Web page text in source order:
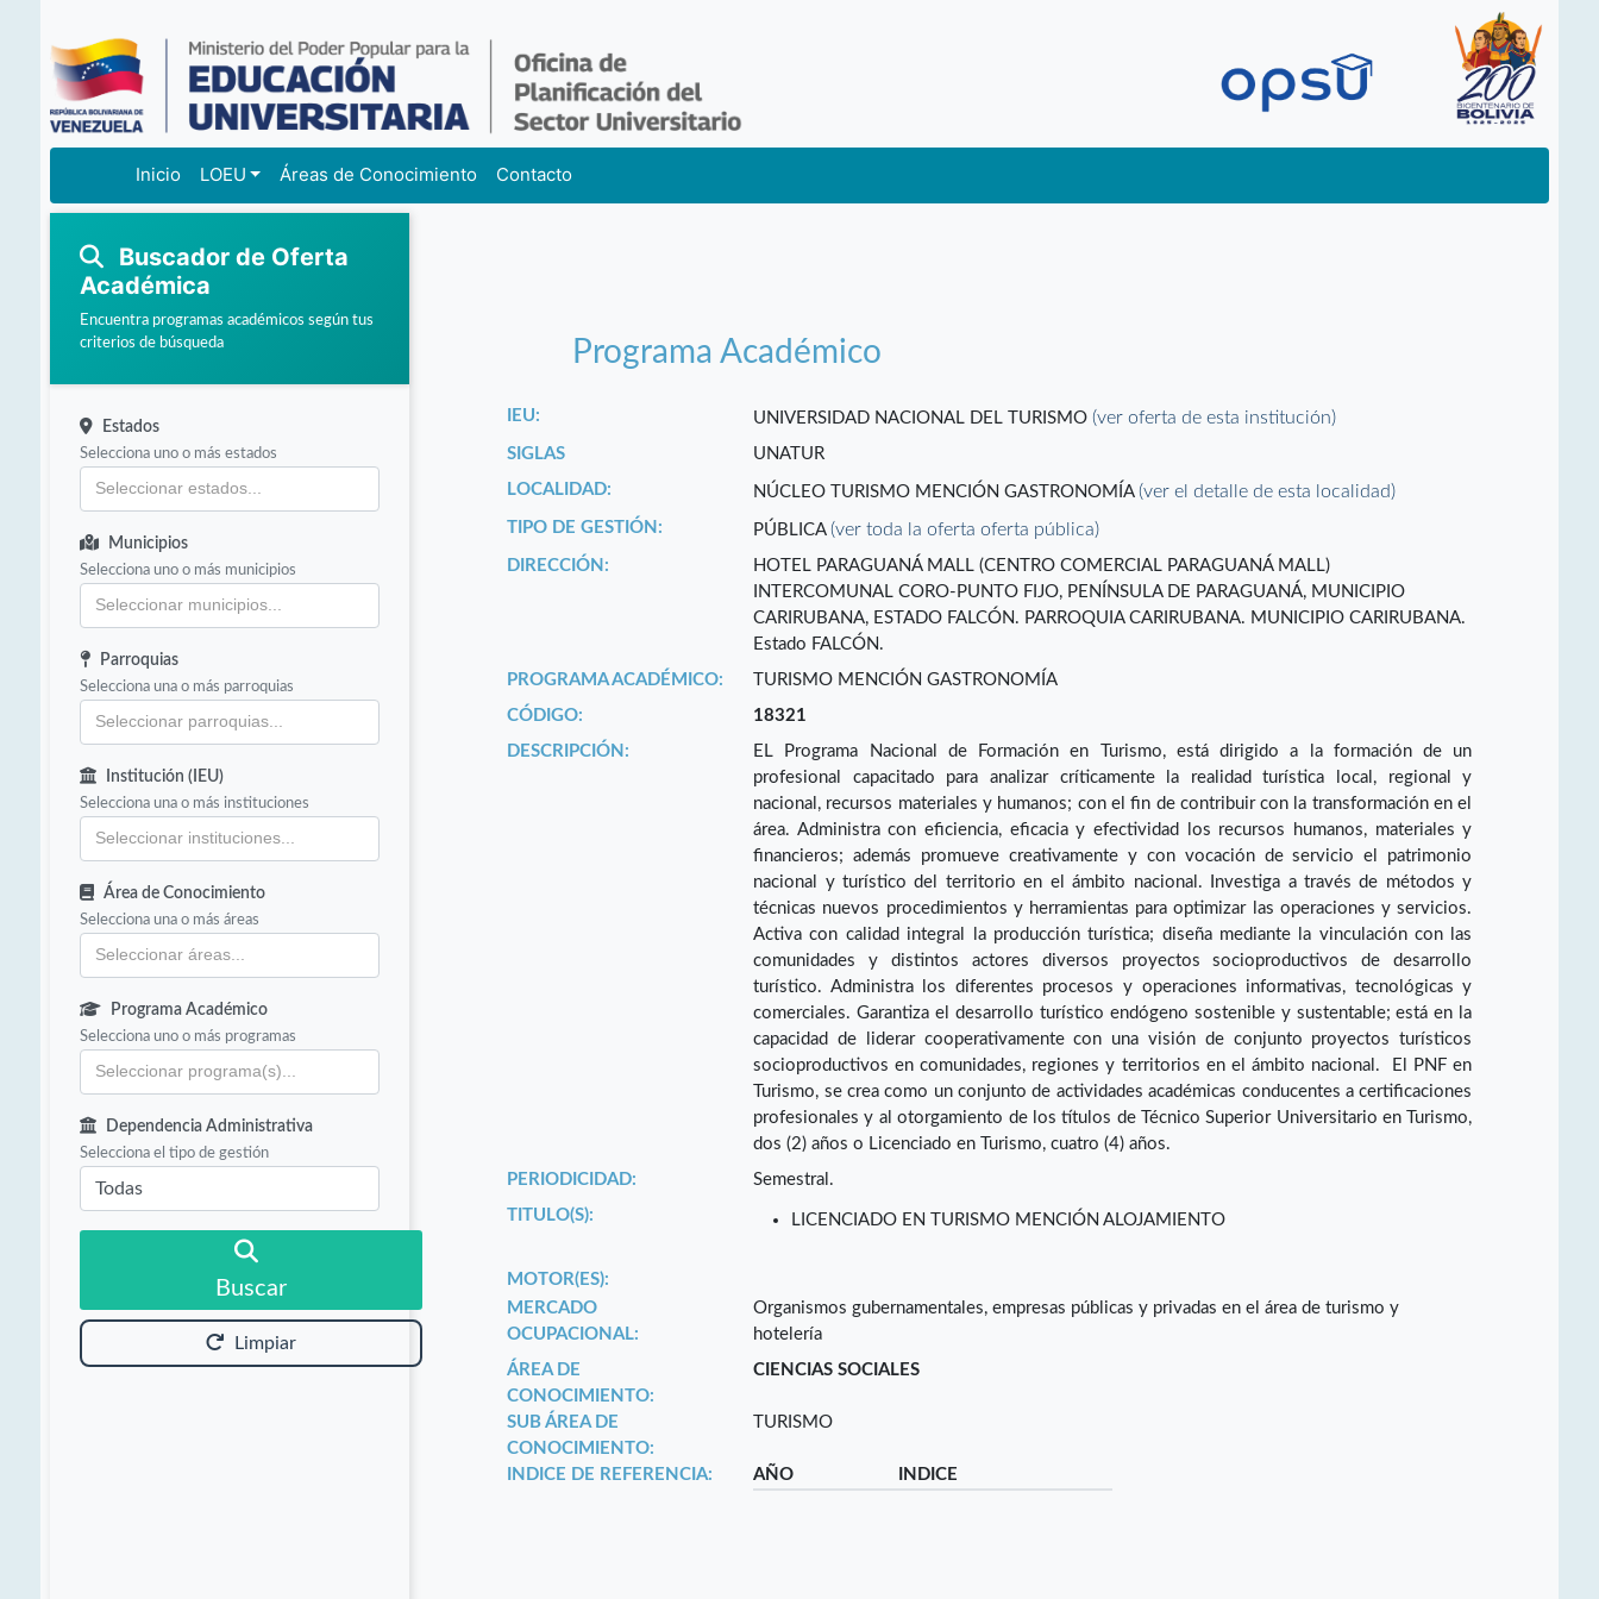
Inicio LOEU Áreas de Conocimiento Contacto
Buscador de Oferta
Académica
Encuentra programas académicos según tus
criterios de búsqueda
Estados
Selecciona uno o más estados
Municipios
Selecciona uno o más municipios
Parroquias
Selecciona una o más parroquias
Institución (IEU)
Selecciona una o más instituciones
Área de Conocimiento
Selecciona una o más áreas
Programa Académico
Selecciona uno o más programas
Dependencia Administrativa
Selecciona el tipo de gestión
Buscar
Limpiar
Programa Académico
IEU: UNIVERSIDAD NACIONAL DEL TURISMO(ver oferta de esta institución)
SIGLAS
UNATUR
LOCALIDAD:
NÚCLEO TURISMO MENCIÓN GASTRONOMÍA(ver el detalle de esta localidad)
TIPO DE GESTIÓN: PÚBLICA(ver toda la oferta oferta pública)
DIRECCIÓN:
HOTEL PARAGUANÁ MALL (CENTRO COMERCIAL PARAGUANÁ MALL)
INTERCOMUNAL CORO-PUNTO FIJO, PENÍNSULA DE PARAGUANÁ, MUNICIPIO
CARIRUBANA, ESTADO FALCÓN. PARROQUIA CARIRUBANA. MUNICIPIO CARIRUBANA.
Estado FALCÓN.
PROGRAMA ACADÉMICO:
TURISMO MENCIÓN GASTRONOMÍA
CÓDIGO:
18321
DESCRIPCIÓN:
EL Programa Nacional de Formación en Turismo, está dirigido a la formación de un
profesional capacitado para analizar críticamente la realidad turística local, regional y
nacional, recursos materiales y humanos; con el fin de contribuir con la transformación en el
área. Administra con eficiencia, eficacia y efectividad los recursos humanos, materiales y
financieros; además promueve creativamente y con vocación de servicio el patrimonio
nacional y turístico del territorio en el ámbito nacional. Investiga a través de métodos y
técnicas nuevos procedimientos y herramientas para optimizar las operaciones y servicios.
Activa con calidad integral la producción turística; diseña mediante la vinculación con las
comunidades y distintos actores diversos proyectos socioproductivos de desarrollo
turístico. Administra los diferentes procesos y operaciones informativas, tecnológicas y
comerciales. Garantiza el desarrollo turístico endógeno sostenible y sustentable; está en la
capacidad de liderar cooperativamente con una visión de conjunto proyectos turísticos
socioproductivos en comunidades, regiones y territorios en el ámbito nacional. El PNF en
Turismo, se crea como un conjunto de actividades académicas conducentes a certificaciones
profesionales y al otorgamiento de los títulos de Técnico Superior Universitario en Turismo,
dos (2) años o Licenciado en Turismo, cuatro (4) años.
PERIODICIDAD:
Semestral.
TITULO(S):
LICENCIADO EN TURISMO MENCIÓN ALOJAMIENTO
MOTOR(ES):
MERCADO
OCUPACIONAL:
Organismos gubernamentales, empresas públicas y privadas en el área de turismo y
hotelería
ÁREA DE
CONOCIMIENTO:
CIENCIAS SOCIALES
SUB ÁREA DE
CONOCIMIENTO:
TURISMO
INDICE DE REFERENCIA: AÑO INDICE